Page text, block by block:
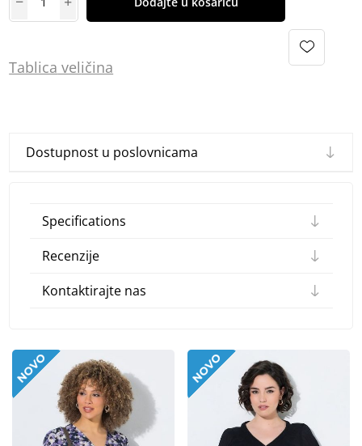
Tablica veličina
Dostupnost u poslovnicama
Specifications
Recenzije
Kontaktirajte nas